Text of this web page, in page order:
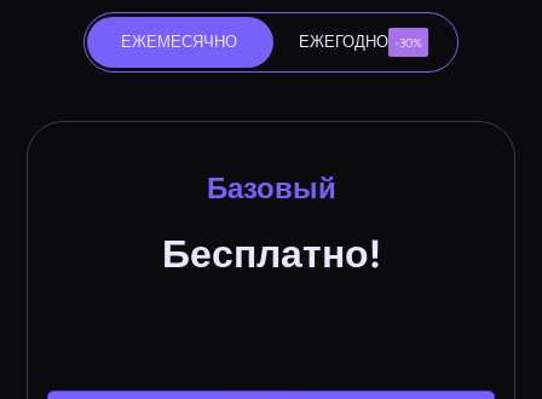
ЕЖЕМЕСЯЧНО ЕЖЕГОДНО -30%
Базовый
Бесплатно!